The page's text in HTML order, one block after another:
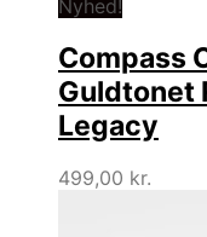
Nyhed!
Compass
Guldtonet
Legacy
499,00 kr.